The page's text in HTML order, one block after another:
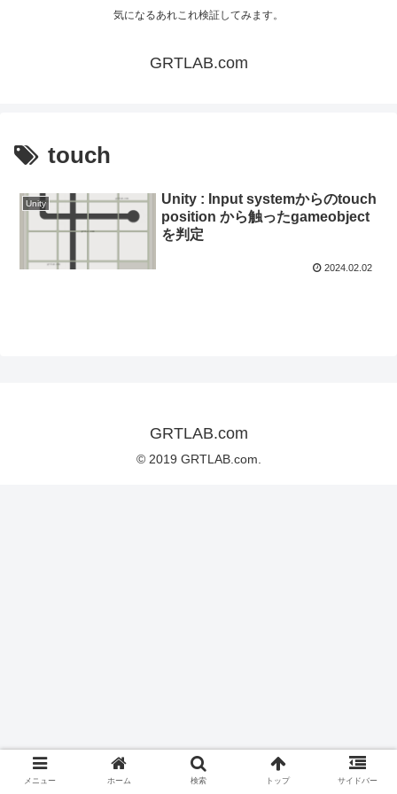
気になるあれこれ検証してみます。
GRTLAB.com
touch
Unity
Unity : Input systemからのtouch
position から触ったgameobject
を判定
2024.02.02
GRTLAB.com
© 2019 GRTLAB.com.
メニュー ホーム 検索 トップ サイドバー